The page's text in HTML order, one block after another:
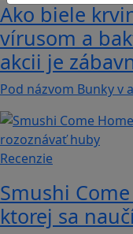
Ako biele
vírusom a
akcii je
Pod názvom Bunky v
Recenzie
Smushi
ktorej sa